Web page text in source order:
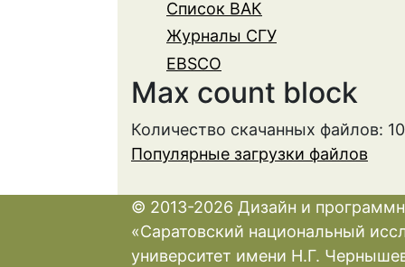
Список ВАК
Журналы СГУ
EBSCO
Max count block
Количество скачанных файлов:
Популярные загрузки файлов
© 2013-2026 Дизайн и
«Саратовский национальный
университет имени Н.Г.